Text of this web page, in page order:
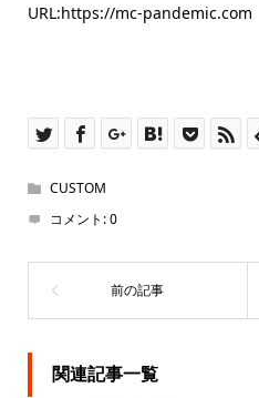
URL:https://mc-pandemic.com
CUSTOM
コメント:0
関連記事一覧